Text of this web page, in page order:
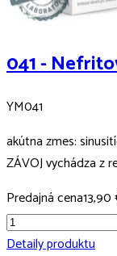
041 -
YM041
akútna zmes:
ZÁVOJ vychádza z
Predajná cena13,90
Detaily produktu